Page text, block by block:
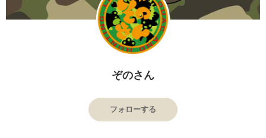
ぞのさん
フォローする